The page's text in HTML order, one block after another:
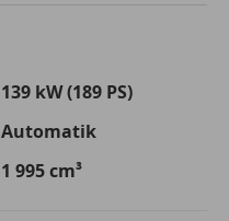
139 kW (189 PS)
Automatik
1 995 cm³